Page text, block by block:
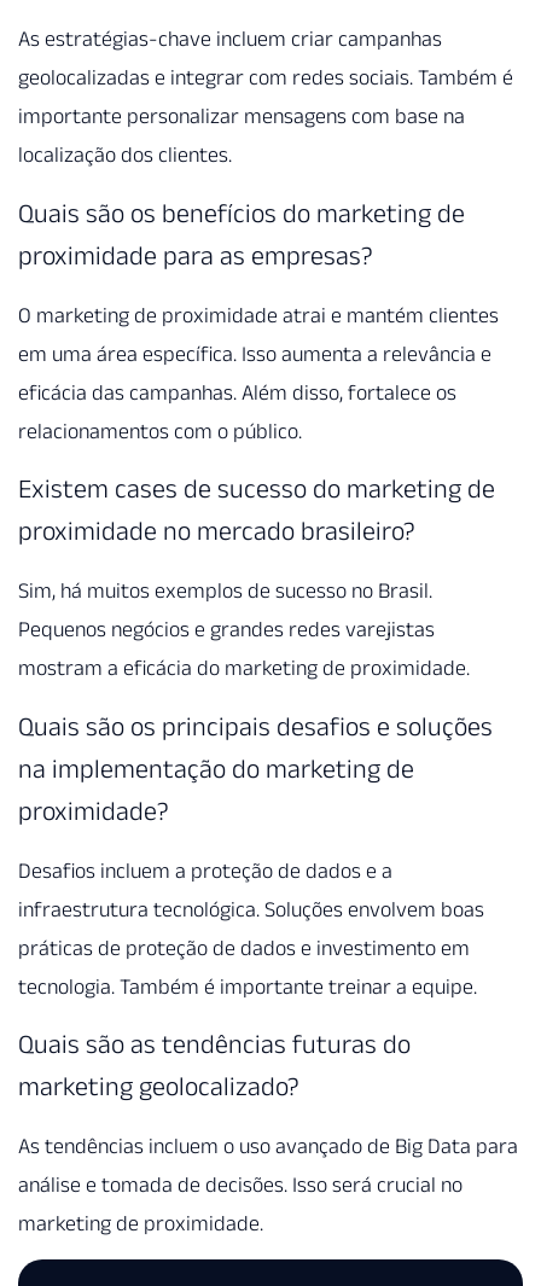
As estratégias-chave incluem criar campanhas
geolocalizadas e integrar com redes sociais. Também é
importante personalizar mensagens com base na
localização dos clientes.
Quais são os benefícios do marketing de
proximidade para as empresas?
O marketing de proximidade atrai e mantém clientes
em uma área específica. Isso aumenta a relevância e
eficácia das campanhas. Além disso, fortalece os
relacionamentos com o público.
Existem cases de sucesso do marketing de
proximidade no mercado brasileiro?
Sim, há muitos exemplos de sucesso no Brasil.
Pequenos negócios e grandes redes varejistas
mostram a eficácia do marketing de proximidade.
Quais são os principais desafios e soluções
na implementação do marketing de
proximidade?
Desafios incluem a proteção de dados e a
infraestrutura tecnológica. Soluções envolvem boas
práticas de proteção de dados e investimento em
tecnologia. Também é importante treinar a equipe.
Quais são as tendências futuras do
marketing geolocalizado?
As tendências incluem o uso avançado de Big Data para
análise e tomada de decisões. Isso será crucial no
marketing de proximidade.